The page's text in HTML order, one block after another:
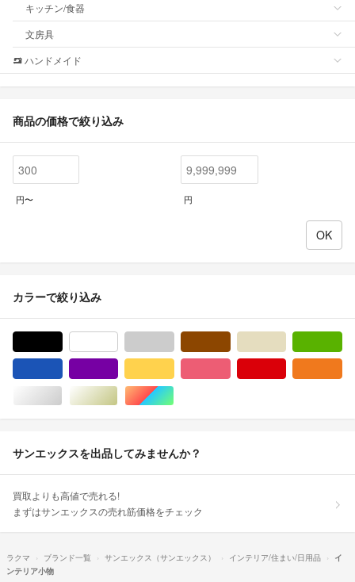
キッチン/食器
文房具
ハンドメイド
商品の価格で絞り込み
円〜 円
カラーで絞り込み
シルバー/銀色系ゴールド/金色系マルチカラー
サンエックスを出品してみませんか？
買取よりも高値で売れる!
まずはサンエックスの売れ筋価格をチェック
ラクマ ブランド一覧 サンエックス（サンエックス） インテリア/住まい/日用品
イ
ンテリア小物